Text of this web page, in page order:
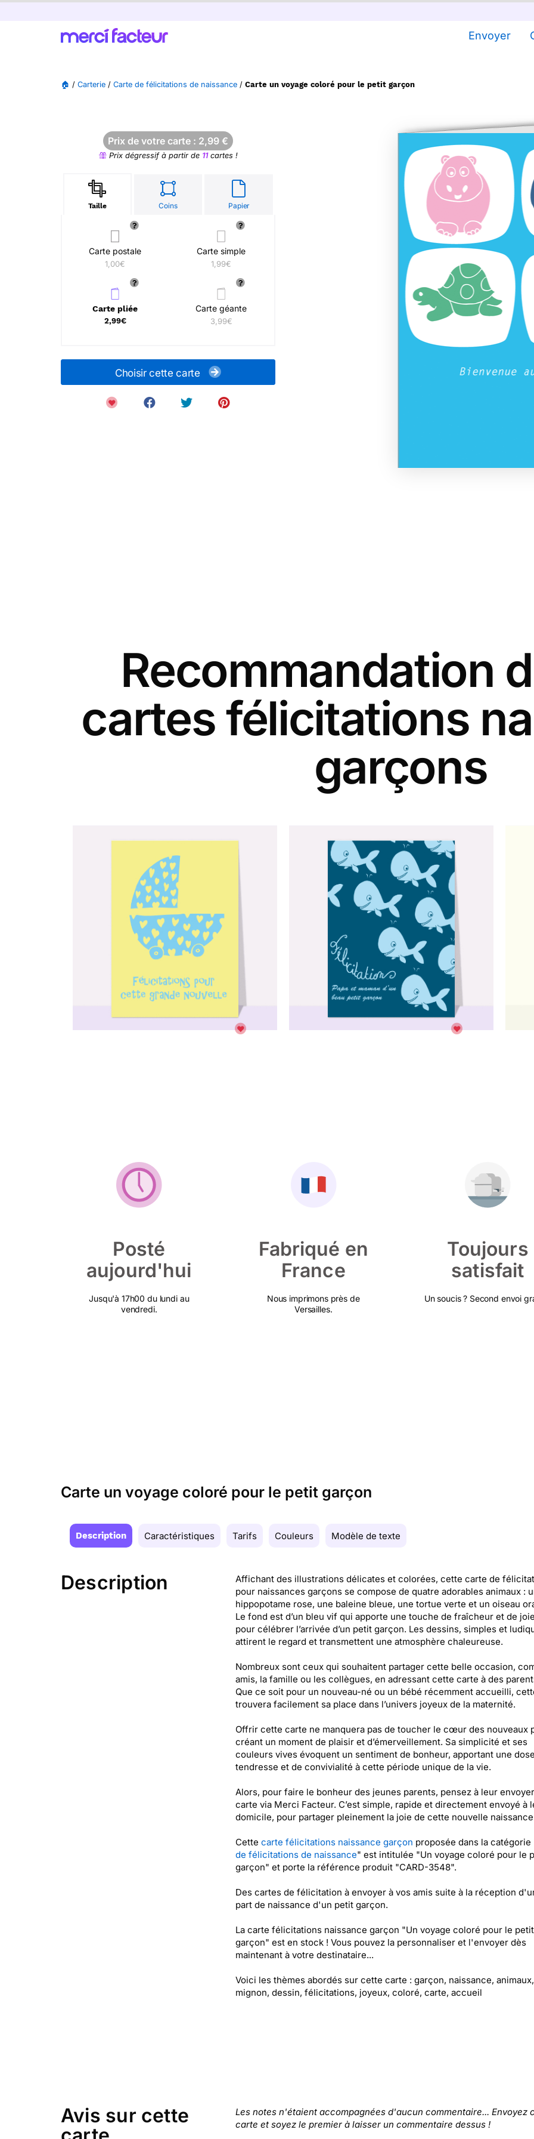
Envoyer
🏠 / Carterie / Carte de félicitations de naissance / Carte un voyage coloré pour le petit garçon
Prix de votre carte : 2,99 €
Prix dégressif à partir de 11cartes !
Taille Coins Papier
Carte postale
1,00€
Carte simple
1,99€
Carte pliée
2,99€
Carte géante
3,99€
Choisir cette carte
Recommandation
cartes félicitations
garçons
Posté
aujourd'hui
Jusqu'à 17h00 du lundi au
vendredi.
Fabriqué en
France
Nous imprimons près de
Versailles.
Toujours
satisfait
Un soucis ? Second envoi
Carte un voyage coloré pour le petit garçon
Description Caractéristiques Tarifs Couleurs Modèle de texte
Description
Affichant des illustrations délicates et colorées, cette carte de
pour naissances garçons se compose de quatre adorables animaux :
hippopotame rose, une baleine bleue, une tortue verte et un oiseau
Le fond est d’un bleu vif qui apporte une touche de fraîcheur et de
pour célébrer l’arrivée d’un petit garçon. Les dessins, simples et
attirent le regard et transmettent une atmosphère chaleureuse.
Nombreux sont ceux qui souhaitent partager cette belle occasion,
amis, la famille ou les collègues, en adressant cette carte à des
Que ce soit pour un nouveau-né ou un bébé récemment accueilli,
trouvera facilement sa place dans l’univers joyeux de la maternité.
Offrir cette carte ne manquera pas de toucher le cœur des nouveaux
créant un moment de plaisir et d’émerveillement. Sa simplicité et ses
couleurs vives évoquent un sentiment de bonheur, apportant une
tendresse et de convivialité à cette période unique de la vie.
Alors, pour faire le bonheur des jeunes parents, pensez à leur
carte via Merci Facteur. C’est simple, rapide et directement envoyé à
domicile, pour partager pleinement la joie de cette nouvelle
Cette carte félicitations naissance garçon proposée dans la catégorie
de félicitations de naissance" est intitulée "Un voyage coloré pour le
garçon" et porte la référence produit "CARD-3548".
Des cartes de félicitation à envoyer à vos amis suite à la réception
part de naissance d'un petit garçon.
La carte félicitations naissance garçon "Un voyage coloré pour le petit
garçon" est en stock ! Vous pouvez la personnaliser et l'envoyer dès
maintenant à votre destinataire...
Voici les thèmes abordés sur cette carte : garçon, naissance, animaux,
mignon, dessin, félicitations, joyeux, coloré, carte, accueil
Avis sur cette
Les notes n'étaient accompagnées d'aucun commentaire... Envoyez
carte et soyez le premier à laisser un commentaire dessus !